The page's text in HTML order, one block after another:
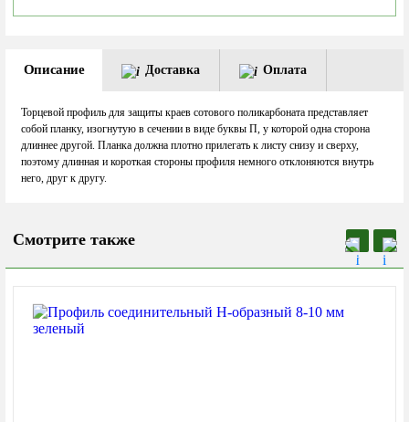
Описание Доставка Оплата
Торцевой профиль для защиты краев сотового поликарбоната представляет
собой планку, изогнутую в сечении в виде буквы П, у которой одна сторона
длиннее другой. Планка должна плотно прилегать к листу снизу и сверху,
поэтому длинная и короткая стороны профиля немного отклоняются внутрь
него, друг к другу.
Смотрите также